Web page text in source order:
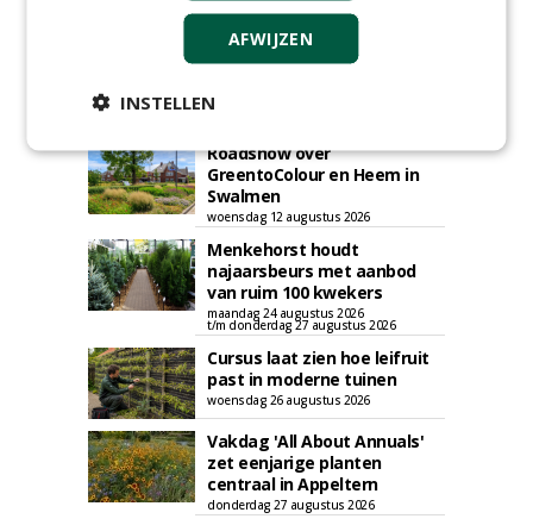
AGENDA
Roadshow over
GreentoColour en Heem in
Swalmen
woensdag 12 augustus 2026
Menkehorst houdt
najaarsbeurs met aanbod
van ruim 100 kwekers
maandag 24 augustus 2026
t/m donderdag 27 augustus 2026
Cursus laat zien hoe leifruit
past in moderne tuinen
woensdag 26 augustus 2026
Vakdag 'All About Annuals'
zet eenjarige planten
centraal in Appeltern
donderdag 27 augustus 2026
AFWIJZEN
INSTELLEN